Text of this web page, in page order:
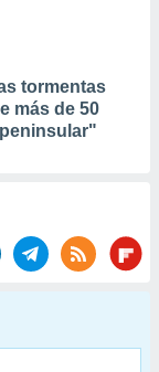
tormentas
más de 50